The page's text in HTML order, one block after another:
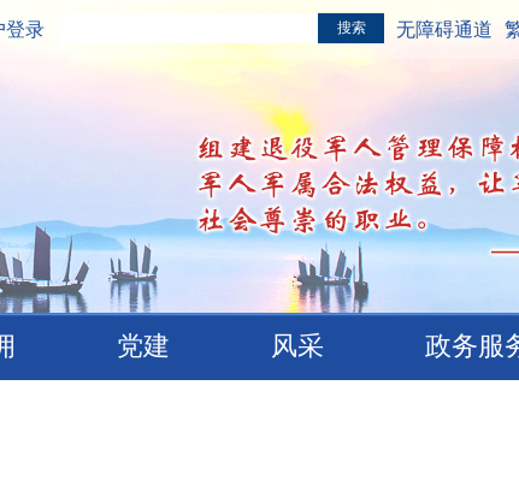
登录 无障碍通道
党建 风采 政务服